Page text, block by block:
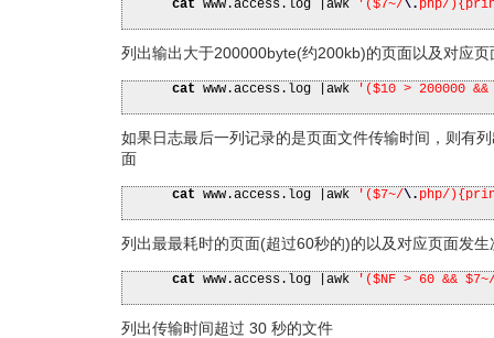
cat www.access.log awk '($7~/\. php/
列出输出大于200000byte(约200kb)的页面以及对应页
cat www.access.log awk '($10 > 200000
如果日志最后一列记录的是页面文件传输时间，则有
面
cat www.access.log awk '($7~/\. php/
列出最最耗时的页面(超过60秒的)的以及对应页面发生
cat www.access.log awk '($NF > 60 &&
列出传输时间超过 30 秒的文件